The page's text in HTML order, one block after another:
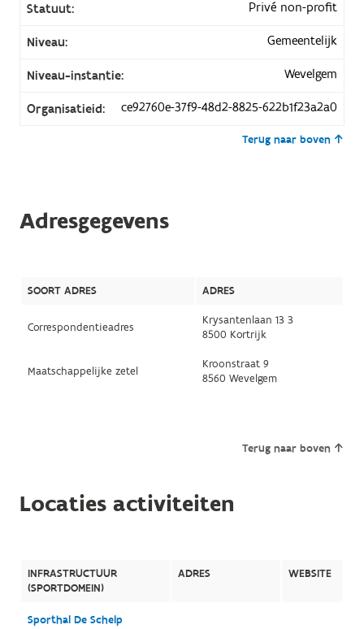
Statuut: Privé non-profit
Niveau: Gemeentelijk
Niveau-instantie: Wevelgem
Organisatieid: ce92760e-37f9-48d2-8825-622b1f23a2a0
Terug naar boven
Adresgegevens
SOORT ADRES ADRES
Correspondentieadres
Krysantenlaan 13 3
8500 Kortrijk
Maatschappelijke zetel
Kroonstraat 9
8560 Wevelgem
Terug naar boven
Locaties activiteiten
INFRASTRUCTUUR
(SPORTDOMEIN)
ADRES WEBSITE
Sporthal De Schelp